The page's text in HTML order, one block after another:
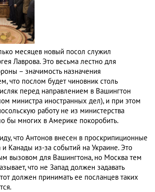
месяцев новый посол служил
Лаврова. Это весьма лестно для
– значимость назначения
что послом будет чиновник столь
перед направлением в Вашингтон
министра иностранных дел), и при этом
работу не из министерства
бы многих в Америке покоробить.
что Антонов внесен в проскрипиционные
Канады из-за событий на Украине. Это
вызовом для Вашингтона, но Москва тем
что не Запад должен задавать
должен принимать ее посланцев таких